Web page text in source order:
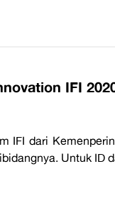
IFI
IFI dari
Untuk ID